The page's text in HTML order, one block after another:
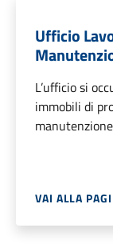
Ufficio
L’ufficio si
immobili di
VAI ALLA